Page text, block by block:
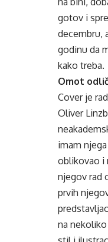
gotov i
decembru,
godinu da
kako treba.
Omot
Cover je
Oliver
imam
oblikovao i
njegov rad
prvih
na